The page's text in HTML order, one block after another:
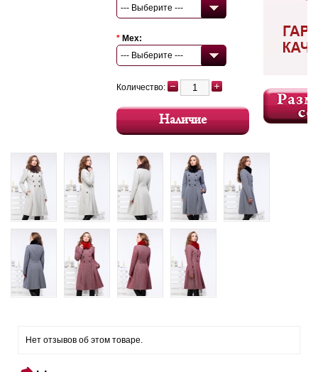
--- Выберите ---
* Мех:
--- Выберите ---
Количество:
Наличие
Нет отзывов об этом товаре.